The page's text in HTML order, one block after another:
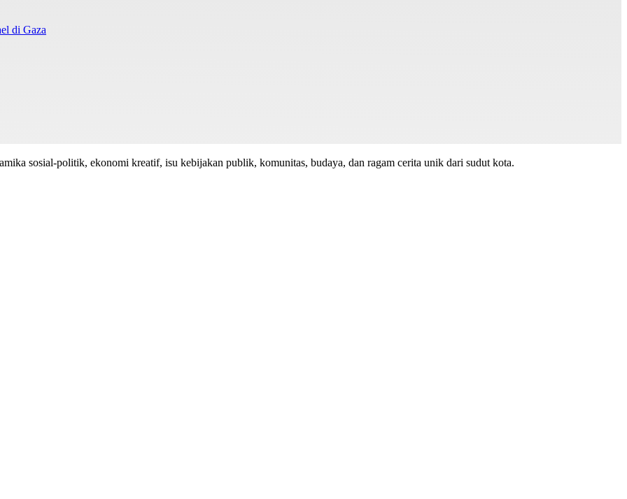
di Gaza
sosial-politik, ekonomi kreatif, isu kebijakan publik, komunitas, budaya, dan ragam cerita unik dari sudut kota.